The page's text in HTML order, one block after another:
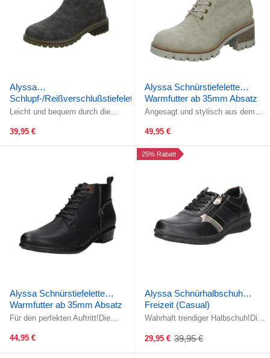
Alyssa
Schlupf-/Reißverschlußstiefelette
Warmfutter bis 35mm Absatz
Leicht und bequem durch die
Schafthöhe ist auch immer ein ...
39,95 €
Alyssa Schnürstiefelette
Warmfutter ab 35mm Absatz
Angesagt und stylisch aus dem
erlaubt die optimale Einstellung
49,95 €
Alyssa Schnürstiefelette
Warmfutter ab 35mm Absatz
Für den perfekten Auftritt!Die
Passform und der ...
44,95 €
25% Rabatt
Alyssa Schnürhalbschuh
Freizeit (Casual)
Wahrhaft trendiger Halbschuh!Die
Einstellung des Schuhs. Dieses ...
29,95 €
Old
39,95 €